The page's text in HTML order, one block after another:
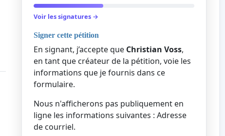
Voir les signatures →
Signer cette pétition
En signant, j’accepte que Christian Voss,
en tant que créateur de la pétition, voie les
informations que je fournis dans ce
formulaire.
Nous n'afficherons pas publiquement en
ligne les informations suivantes : Adresse
de courriel.